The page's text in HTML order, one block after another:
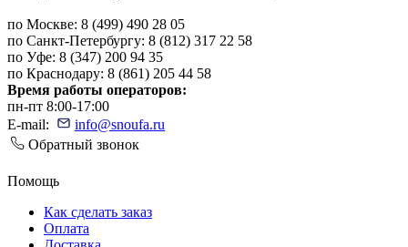
по Москве: 8 (499) 490 28 05
по Санкт-Петербургу: 8 (812) 317 22 58
по Уфе: 8 (347) 200 94 35
по Краснодару: 8 (861) 205 44 58
Время работы операторов:
пн-пт 8:00-17:00
E-mail:
info@snoufa.ru
Обратный звонок
Помощь
Как сделать заказ
Оплата